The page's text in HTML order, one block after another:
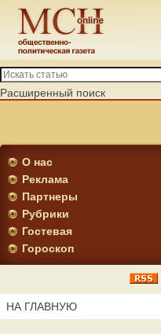
Расширенный поиск
О нас
Реклама
Партнеры
Рубрики
Гостевая
Гороскоп
НА ГЛАВНУЮ